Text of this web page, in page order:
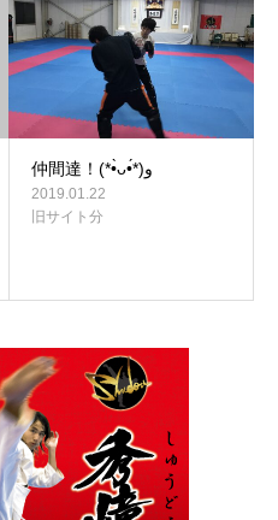
仲間達！(*•̀ᴗ•́*)و
2019.01.22
旧サイト分